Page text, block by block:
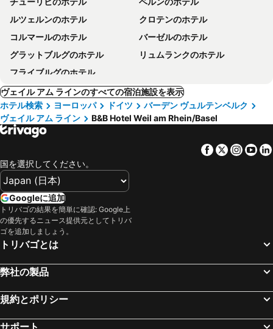
ルツェルンのホテル
クロテンのホテル
コルマールのホテル
バーゼルのホテル
グラットブルグのホテル
リュムランクのホテル
フライブルグのホテル
ヴェイル アム ラインのすべての宿泊施設を表示
ホテル検索
ヨーロッパ ドイツ
バーデン ヴュルテンベルク
ヴェイル アム ライン
B&B Hotel Weil am Rhein/Basel
Facebook
Twitter
国を選択してください。
Googleに追加
トリバゴの結果を簡単に確認: Google上
の優先するニュース提供元としてトリバ
ゴを追加しましょう。
トリバゴとは
弊社の製品
規約とポリシー
サポート